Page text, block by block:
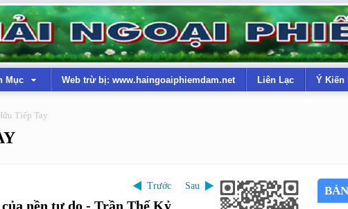
Mục Web trừ bị: www.haingoaiphiemdam.net Liên Lạc Ý Kiến
Tiếp Tay
Trước Sau
nền tự do - Trần Thế Kỷ